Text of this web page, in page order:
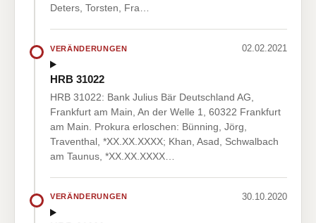
Deters, Torsten, Fra…
VERÄNDERUNGEN 02.02.2021
HRB 31022
HRB 31022: Bank Julius Bär Deutschland AG,
Frankfurt am Main, An der Welle 1, 60322 Frankfurt
am Main. Prokura erloschen: Bünning, Jörg,
Traventhal, *XX.XX.XXXX; Khan, Asad, Schwalbach
am Taunus, *XX.XX.XXXX…
VERÄNDERUNGEN 30.10.2020